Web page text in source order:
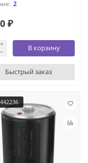
2
₽
В корзину
Быстрый заказ